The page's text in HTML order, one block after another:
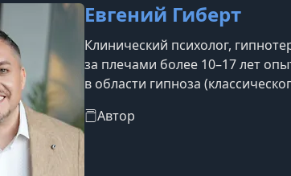
Евгений Гиберт
Клинический психолог,
за плечами более 10–17 лет
в области гипноза
Автор